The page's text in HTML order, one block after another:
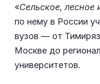
«Сельское, лесное
по нему в России
вузов — от
Москве до
университетов.